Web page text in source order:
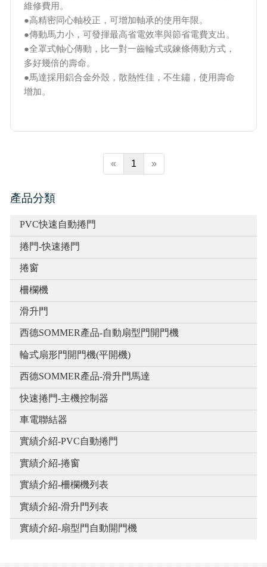
維修費用。
●高精密同心軸校正，可增加軸承的使用年限。
●傳動馬力小，可發揮最高省電效率與節省電費支出。
●全罩式軸心傳動，比一對一齒輪式或鍊條傳動方式，
多好幾倍的壽命。
●馬達採用鋁合金外殼，散熱性佳，不生鏽，使用壽命
增加。
« 1 »
產品分類
PVC快速自動捲門
捲門-快速捲門
捲窗
柵欄機
滑升門
西德SOMMER產品-自動扇型門開門機
輪式扇形門開門機(平開機)
西德SOMMER產品-滑升門馬達
快速捲門-主機控制器
車電聯結器
實績介紹-PVC自動捲門
實績介紹-捲窗
實績介紹-柵欄機列表
實績介紹-滑升門列表
實績介紹-扇型門自動開門機